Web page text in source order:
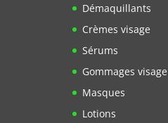
Démaquillants
Crèmes visage
Sérums
Gommages visage
Masques
Lotions